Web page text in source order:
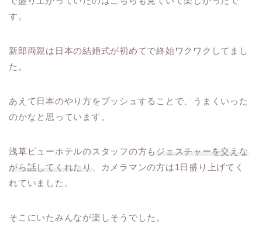
す。
新郎両親は日本の結婚式が初めてで終始ワクワクしてまし
た。
あえて日本のやり方をプッシュすることで、うまくいった
のかなと思っています。
浅草ビューホテルのスタッフの方も ジェスチャーを交えな
がら話してくれたり
、カメラマンの方は1日盛り上げてく
れていました。
そこにいたみんなが楽しそうでした。